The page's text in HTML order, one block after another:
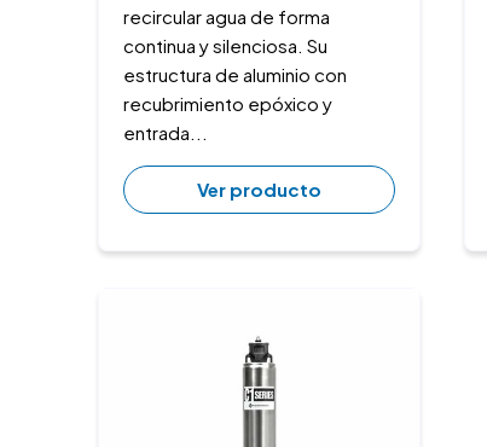
recircular agua de forma
continua y silenciosa. Su
estructura de aluminio con
recubrimiento epóxico y
entrada...
Ver producto